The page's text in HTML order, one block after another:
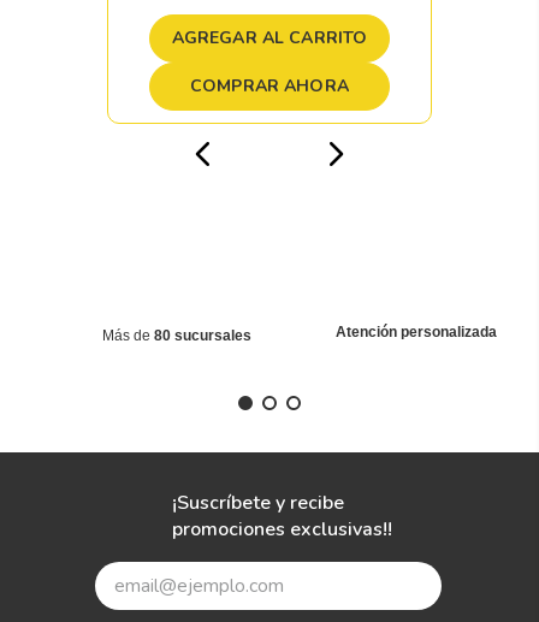
AGREGAR AL CARRITO
COMPRAR AHORA
Más de 80 sucursales Atención personalizada
¡Suscríbete y recibe
promociones exclusivas!!